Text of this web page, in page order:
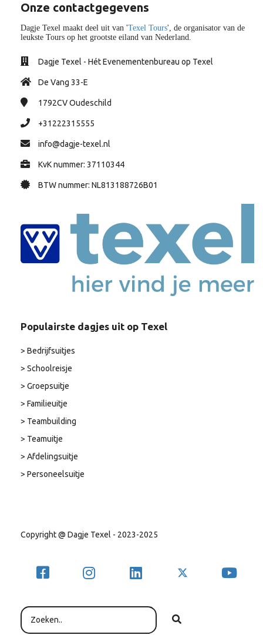
Onze contactgegevens
Dagje Texel maakt deel uit van 'Texel Tours', de organisator van de
leukste Tours op het grootste eiland van Nederland.
Dagje Texel - Hét Evenementenbureau op Texel
De Vang 33-E
1792CVOudeschild
+31222315555
info@dagje-texel.nl
KvK nummer: 37110344
BTW nummer: NL813188726B01
Populairste dagjes uit op Texel
> Bedrijfsuitjes
> Schoolreisje
> Groepsuitje
> Familieuitje
> Teambuilding
> Teamuitje
> Afdelingsuitje
> Personeelsuitje
Copyright @ Dagje Texel - 2023-2025